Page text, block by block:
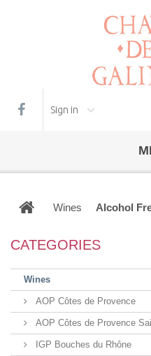
Sign in
Wines Alcohol
CATEGORIES
Wines
AOP Côtes de Provence
AOP Côtes de Provence
IGP Bouches du Rhône